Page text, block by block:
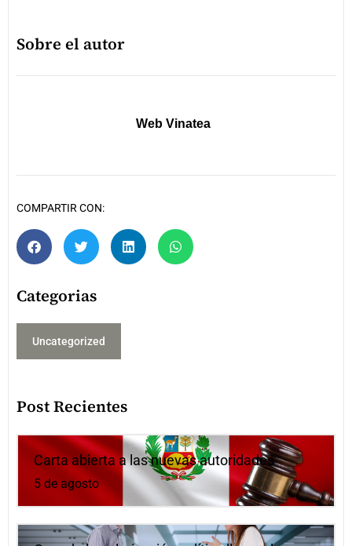
Sobre el autor
Web Vinatea
COMPARTIR CON:
Categorias
Uncategorized
Post Recientes
Carta abierta a las nuevas autoridades
5 de agosto